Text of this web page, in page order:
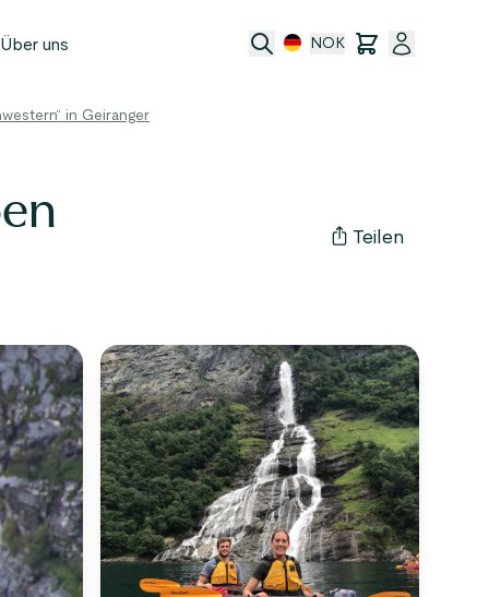
Über uns NOK
in Geiranger
Teilen